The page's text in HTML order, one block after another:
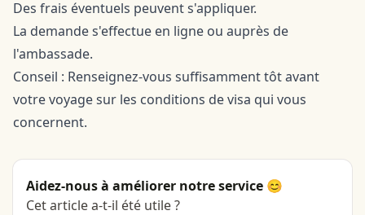
Des frais éventuels peuvent s'appliquer.
La demande s'effectue en ligne ou auprès de
l'ambassade.
Conseil : Renseignez-vous suffisamment tôt avant
votre voyage sur les conditions de visa qui vous
concernent.
Aidez-nous à améliorer notre service 😊
Cet article a-t-il été utile ?